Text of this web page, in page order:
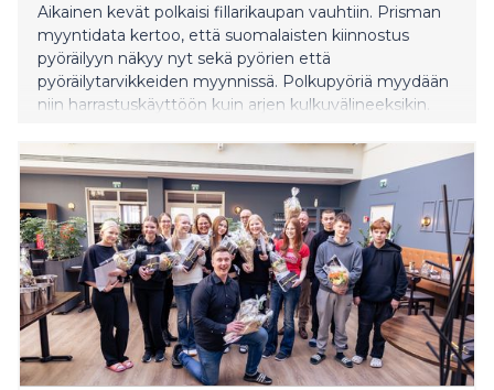
Aikainen kevät polkaisi fillarikaupan vauhtiin. Prisman
myyntidata kertoo, että suomalaisten kiinnostus
pyöräilyyn näkyy nyt sekä pyörien että
pyöräilytarvikkeiden myynnissä. Polkupyöriä myydään
niin harrastuskäyttöön kuin arjen kulkuvälineeksikin.